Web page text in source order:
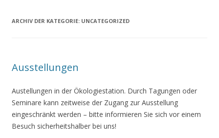
ARCHIV DER KATEGORIE: UNCATEGORIZED
Ausstellungen
Austellungen in der Ökologiestation. Durch Tagungen oder
Seminare kann zeitweise der Zugang zur Ausstellung
eingeschränkt werden – bitte informieren Sie sich vor einem
Besuch sicherheitshalber bei uns!